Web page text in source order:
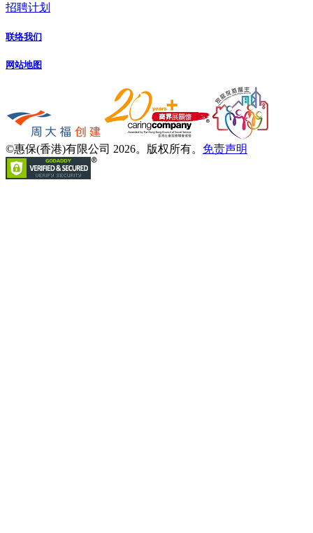
招聘计划
联络我们
网站地图
©惠保(香港)有限公司 2026。版权所有。 免责声明